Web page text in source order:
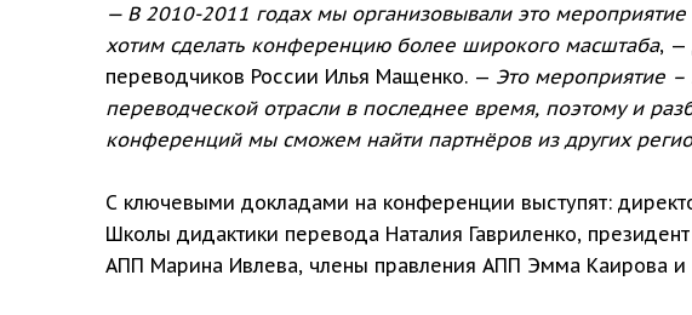
— В 2010-2011 годах мы организовывали это
хотим сделать конференцию более широкого масштаба, —
переводчиков России Илья Мащенко. — Это мероприятие
переводческой отрасли в последнее время, поэтому и
конференций мы сможем найти партнёров из других
С ключевыми докладами на конференции выступят:
Школы дидактики перевода Наталия Гавриленко,
АПП Марина Ивлева, члены правления АПП Эмма Каирова и